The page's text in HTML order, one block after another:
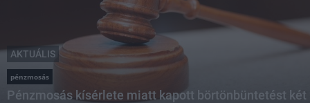
AKTUÁLIS
pénzmosás
Pénzmosás kísérlete miatt kapott börtönbüntetést két